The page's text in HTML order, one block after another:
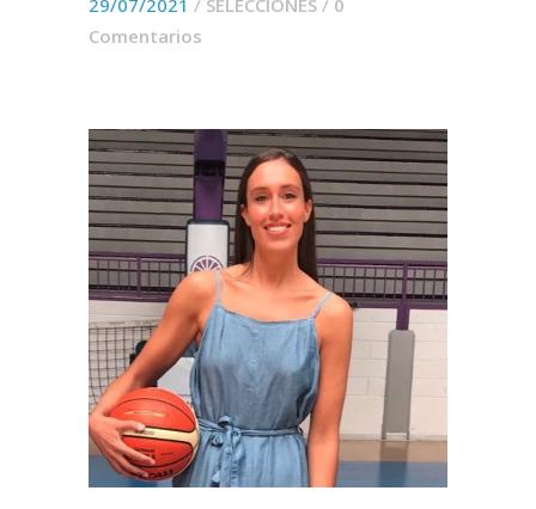
Comentarios